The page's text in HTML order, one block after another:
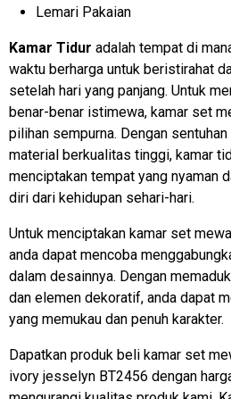
Lemari Pakaian
Kamar Tidur adalah tempat di
waktu berharga untuk beristirahat
setelah hari yang panjang. Untuk
benar-benar istimewa, kamar set
pilihan sempurna. Dengan
material berkualitas tinggi, kamar
menciptakan tempat yang nyaman
diri dari kehidupan sehari-hari.
Untuk menciptakan kamar set
anda dapat mencoba
dalam desainnya. Dengan
dan elemen dekoratif, anda dapat
yang memukau dan penuh karakter.
Dapatkan produk beli kamar set
ivory jesselyn BT2456 dengan